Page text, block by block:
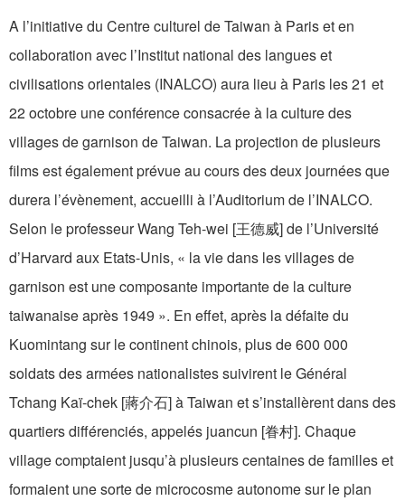
A l’initiative du Centre culturel de Taiwan à Paris et en
collaboration avec l’Institut national des langues et
civilisations orientales (INALCO) aura lieu à Paris les 21 et
22 octobre une conférence consacrée à la culture des
villages de garnison de Taiwan. La projection de plusieurs
films est également prévue au cours des deux journées que
durera l’évènement, accueilli à l’Auditorium de l’INALCO.
Selon le professeur Wang Teh-wei [王德威] de l’Université
d’Harvard aux Etats-Unis, « la vie dans les villages de
garnison est une composante importante de la culture
taiwanaise après 1949 ». En effet, après la défaite du
Kuomintang sur le continent chinois, plus de 600 000
soldats des armées nationalistes suivirent le Général
Tchang Kaï-chek [蔣介石] à Taiwan et s’installèrent dans des
quartiers différenciés, appelés juancun [眷村]. Chaque
village comptaient jusqu’à plusieurs centaines de familles et
formaient une sorte de microcosme autonome sur le plan